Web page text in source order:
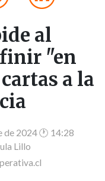
al
"en
a la
2024 🕐 14:28
Lillo